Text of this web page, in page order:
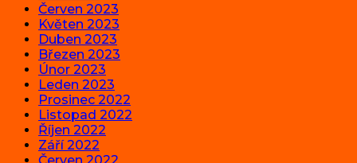
Červen 2023
Květen 2023
Duben 2023
Březen 2023
Únor 2023
Leden 2023
Prosinec 2022
Listopad 2022
Říjen 2022
Září 2022